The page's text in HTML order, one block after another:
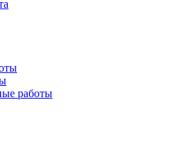
работы